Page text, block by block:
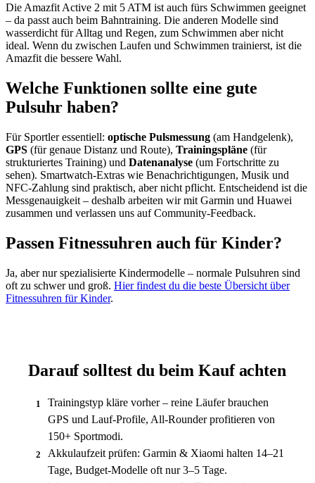
Die Amazfit Active 2 mit 5 ATM ist auch fürs Schwimmen geeignet
– da passt auch beim Bahntraining. Die anderen Modelle sind
wasserdicht für Alltag und Regen, zum Schwimmen aber nicht
ideal. Wenn du zwischen Laufen und Schwimmen trainierst, ist die
Amazfit die bessere Wahl.
Welche Funktionen sollte eine gute
Pulsuhr haben?
Für Sportler essentiell: optische Pulsmessung (am Handgelenk),
GPS (für genaue Distanz und Route), Trainingspläne (für
strukturiertes Training) und Datenanalyse (um Fortschritte zu
sehen). Smartwatch-Extras wie Benachrichtigungen, Musik und
NFC-Zahlung sind praktisch, aber nicht pflicht. Entscheidend ist die
Messgenauigkeit – deshalb arbeiten wir mit Garmin und Huawei
zusammen und verlassen uns auf Community-Feedback.
Passen Fitnessuhren auch für Kinder?
Ja, aber nur spezialisierte Kindermodelle – normale Pulsuhren sind
oft zu schwer und groß. Hier findest du die beste Übersicht über
Fitnessuhren für Kinder.
Darauf solltest du beim Kauf achten
1
Trainingstyp kläre vorher – reine Läufer brauchen
GPS und Lauf-Profile, All-Rounder profitieren von
150+ Sportmodi.
2
Akkulaufzeit prüfen: Garmin & Xiaomi halten 14–21
Tage, Budget-Modelle oft nur 3–5 Tage.